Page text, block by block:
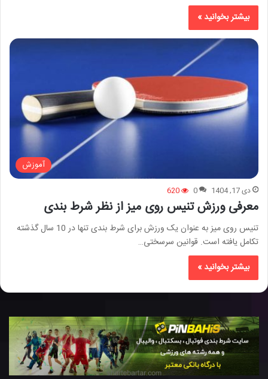
بیشتر بخوانید »
آموزش
دی 17, 1404 0
620
معرفی ورزش تنیس روی میز از نظر شرط بندی
تنیس روی میز به عنوان یک ورزش برای شرط بندی تنها در 10 سال گذشته
تکامل یافته است. قوانین سرسختی…
بیشتر بخوانید »